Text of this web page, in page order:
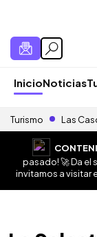
InicioNoticias
Turismo Las
pasado! 🚀 Da el
invitamos a visitar